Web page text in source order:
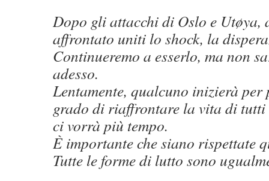
Dopo gli attacchi di Oslo e Utøya,
affrontato uniti lo shock, la
Continueremo a esserlo, ma non
adesso.
Lentamente, qualcuno inizierà per
grado di riaffrontare la vita di
ci vorrà più tempo.
È importante che siano rispettate
Tutte le forme di lutto sono